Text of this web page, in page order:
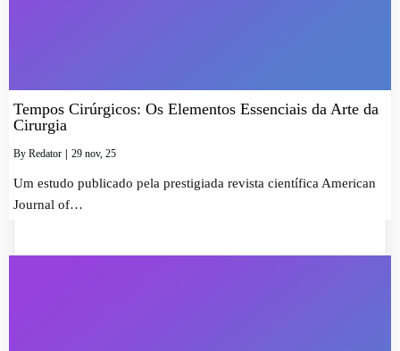
Tempos Cirúrgicos: Os Elementos Essenciais da Arte da
Cirurgia
By Redator | 29 nov, 25
Um estudo publicado pela prestigiada revista científica American
Journal of…